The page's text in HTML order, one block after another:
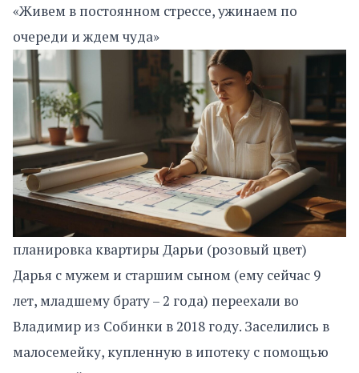
«Живем в постоянном стрессе, ужинаем по
очереди и ждем чуда»
планировка квартиры Дарьи (розовый цвет)
Дарья с мужем и старшим сыном (ему сейчас 9
лет, младшему брату – 2 года) переехали во
Владимир из Собинки в 2018 году. Заселились в
малосемейку, купленную в ипотеку с помощью